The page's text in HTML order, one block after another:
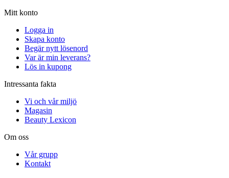
Mitt konto
Logga in
Skapa konto
Begär nytt lösenord
Var är min leverans?
Lös in kupong
Intressanta fakta
Vi och vår miljö
Magasin
Beauty Lexicon
Om oss
Vår grupp
Kontakt